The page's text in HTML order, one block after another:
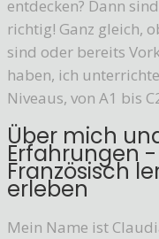
entdecken? Dann
richtig! Ganz gleich,
sind oder bereits
haben, ich
Niveaus, von A1 bis
Über mich
Erfahrungen -
Französisch
erleben
Mein Name ist